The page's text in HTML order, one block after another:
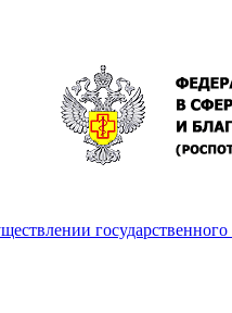
государственного